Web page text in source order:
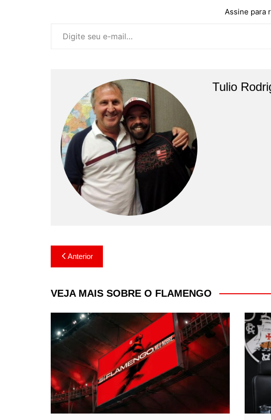
Assine para
Tulio
Navegação
de
Post
Anterior
VEJA MAIS SOBRE O FLAMENGO